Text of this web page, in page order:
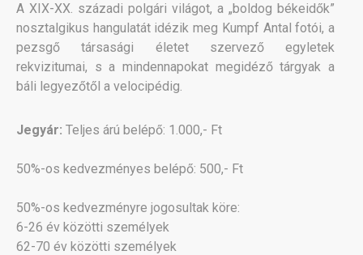
A XIX-XX. századi polgári világot, a „boldog békeidők”
nosztalgikus hangulatát idézik meg Kumpf Antal fotói, a
pezsgő társasági életet szervező egyletek
rekvizitumai, s a mindennapokat megidéző tárgyak a
báli legyezőtől a velocipédig.
Jegyár: Teljes árú belépő: 1.000,- Ft
50%-os kedvezményes belépő: 500,- Ft
50%-os kedvezményre jogosultak köre:
6-26 év közötti személyek
62-70 év közötti személyek